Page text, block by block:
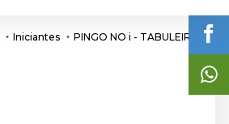
Iniciantes PINGO NO i - TABULEIRO